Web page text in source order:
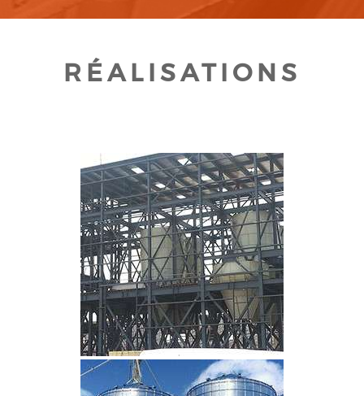
RÉALISATIONS
CLIQUEZ POUR AGRANDIR